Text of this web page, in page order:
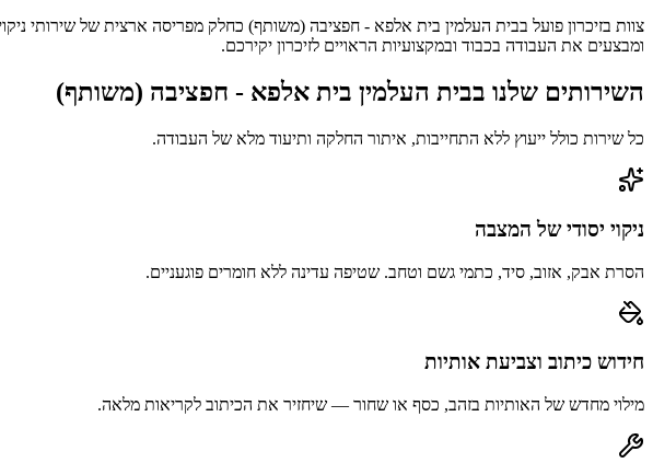
צוות בזיכרון פועל בבית העלמין בית אלפא - חפציבה (משותף) כחלק מפריסה ארצית של שירותי
ומבצעים את העבודה בכבוד ובמקצועיות הראויים לזיכרון יקירכם.
השירותים שלנו בבית העלמין בית אלפא - חפציבה (משותף)
כל שירות כולל ייעוץ ללא התחייבות, איתור החלקה ותיעוד מלא של העבודה.
ניקוי יסודי של המצבה
הסרת אבק, אזוב, סיד, כתמי גשם וטחב. שטיפה עדינה ללא חומרים פוגעניים.
חידוש כיתוב וצביעת אותיות
מילוי מחדש של האותיות בזהב, כסף או שחור — שיחזיר את הכיתוב לקריאות מלאה.